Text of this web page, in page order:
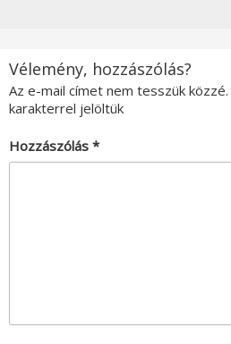
Vélemény, hozzászólás?
Az e-mail címet nem tesszük közzé.
karakterrel jelöltük
Hozzászólás *